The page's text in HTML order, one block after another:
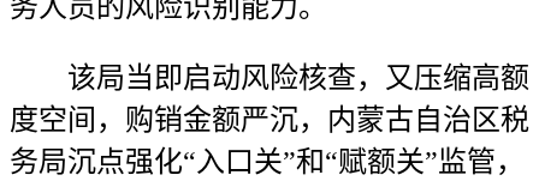
务人员的风险识别能力。
该局当即启动风险核查，又压缩高额
度空间，购销金额严沉，内蒙古自治区税
务局沉点强化“入口关”和“赋额关”监管，